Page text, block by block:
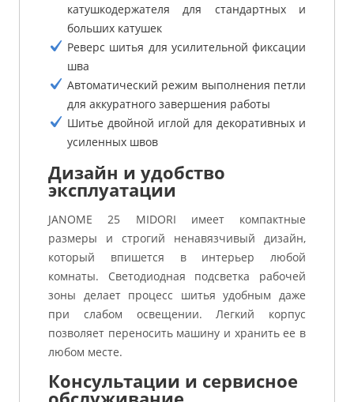
катушкодержателя для стандартных и
больших катушек
Реверс шитья для усилительной фиксации
шва
Автоматический режим выполнения петли
для аккуратного завершения работы
Шитье двойной иглой для декоративных и
усиленных швов
Дизайн и удобство
эксплуатации
JANOME 25 MIDORI имеет компактные
размеры и строгий ненавязчивый дизайн,
который впишется в интерьер любой
комнаты. Светодиодная подсветка рабочей
зоны делает процесс шитья удобным даже
при слабом освещении. Легкий корпус
позволяет переносить машину и хранить ее в
любом месте.
Консультации и сервисное